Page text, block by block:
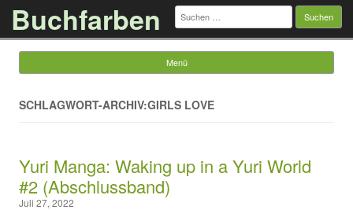
Buchfarben Suchen
nach:
Menü
SCHLAGWORT-ARCHIV:GIRLS LOVE
Yuri Manga: Waking up in a Yuri World
#2 (Abschlussband)
Juli 27, 2022